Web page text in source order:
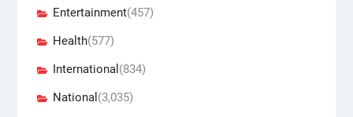
Entertainment(457)
Health(577)
International (834)
National (3,035)